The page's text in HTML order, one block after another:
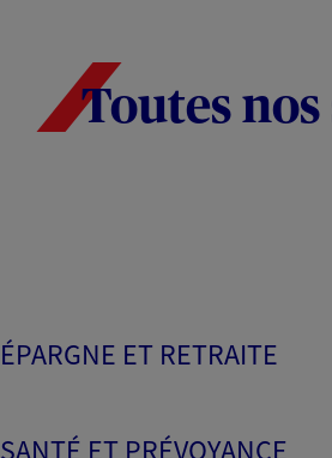
Toutes
ÉPARGNE ET RETRAITE
SANTÉ ET PRÉVOYANCE